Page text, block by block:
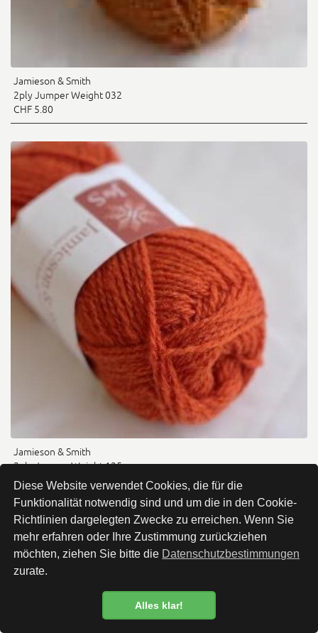
Datenschutzbestimmung
Diese Website verwendet Cookies, die für die
Funktionalität notwendig sind und um die in den Cookie-
Richtlinien dargelegten Zwecke zu erreichen. Wenn Sie
mehr erfahren oder Ihre Zustimmung zurückziehen
möchten, ziehen Sie bitte die Datenschutzbestimmungen
zurate.
Alles klar!
Jamieson & Smith
2ply Jumper Weight 032
CHF 5.80
Jamieson & Smith
2ply Jumper Weight 125
CHF 5.80